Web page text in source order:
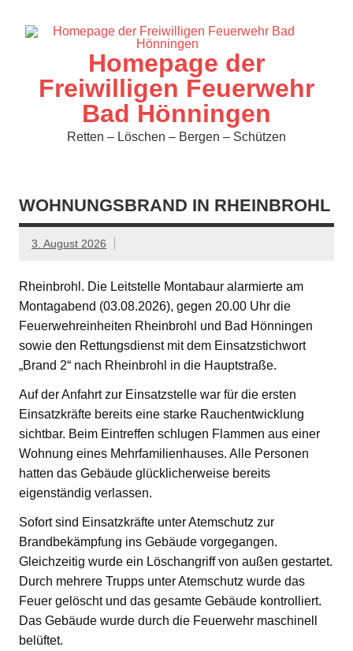
springen
Homepage der
Freiwilligen Feuerwehr
Bad Hönningen
Retten – Löschen – Bergen – Schützen
WOHNUNGSBRAND IN RHEINBROHL
3. August 2026
Rheinbrohl. Die Leitstelle Montabaur alarmierte am
Montagabend (03.08.2026), gegen 20.00 Uhr die
Feuerwehreinheiten Rheinbrohl und Bad Hönningen
sowie den Rettungsdienst mit dem Einsatzstichwort
„Brand 2“ nach Rheinbrohl in die Hauptstraße.
Auf der Anfahrt zur Einsatzstelle war für die ersten
Einsatzkräfte bereits eine starke Rauchentwicklung
sichtbar. Beim Eintreffen schlugen Flammen aus einer
Wohnung eines Mehrfamilienhauses. Alle Personen
hatten das Gebäude glücklicherweise bereits
eigenständig verlassen.
Sofort sind Einsatzkräfte unter Atemschutz zur
Brandbekämpfung ins Gebäude vorgegangen.
Gleichzeitig wurde ein Löschangriff von außen gestartet.
Durch mehrere Trupps unter Atemschutz wurde das
Feuer gelöscht und das gesamte Gebäude kontrolliert.
Das Gebäude wurde durch die Feuerwehr maschinell
belüftet.